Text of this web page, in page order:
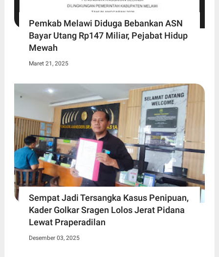
Pemkab Melawi Diduga Bebankan ASN
Bayar Utang Rp147 Miliar, Pejabat Hidup
Mewah
Maret 21, 2025
Sempat Jadi Tersangka Kasus Penipuan,
Kader Golkar Sragen Lolos Jerat Pidana
Lewat Praperadilan
Desember 03, 2025